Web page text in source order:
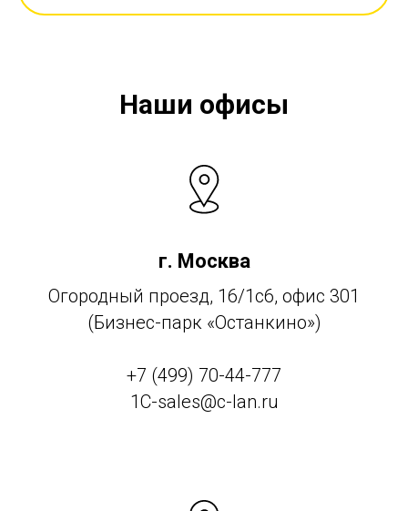
Наши офисы
г. Москва
Огородный проезд, 16/1с6, офис 301
(Бизнес-парк «Останкино»)
+7 (499) 70-44-777
1C-sales@c-lan.ru